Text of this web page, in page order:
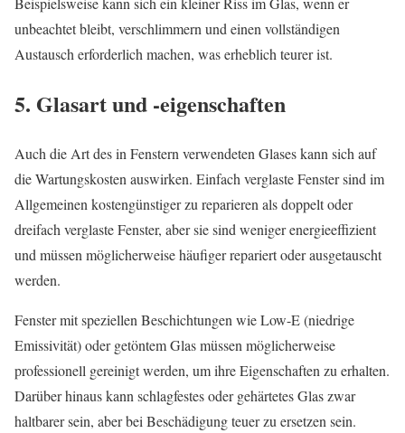
unbeachtet bleibt, verschlimmern und einen vollständigen
Austausch erforderlich machen, was erheblich teurer ist.
5. Glasart und -eigenschaften
Auch die Art des in Fenstern verwendeten Glases kann sich auf
die Wartungskosten auswirken. Einfach verglaste Fenster sind im
Allgemeinen kostengünstiger zu reparieren als doppelt oder
dreifach verglaste Fenster, aber sie sind weniger energieeffizient
und müssen möglicherweise häufiger repariert oder ausgetauscht
werden.
Fenster mit speziellen Beschichtungen wie Low-E (niedrige
Emissivität) oder getöntem Glas müssen möglicherweise
professionell gereinigt werden, um ihre Eigenschaften zu erhalten.
Darüber hinaus kann schlagfestes oder gehärtetes Glas zwar
haltbarer sein, aber bei Beschädigung teuer zu ersetzen sein.